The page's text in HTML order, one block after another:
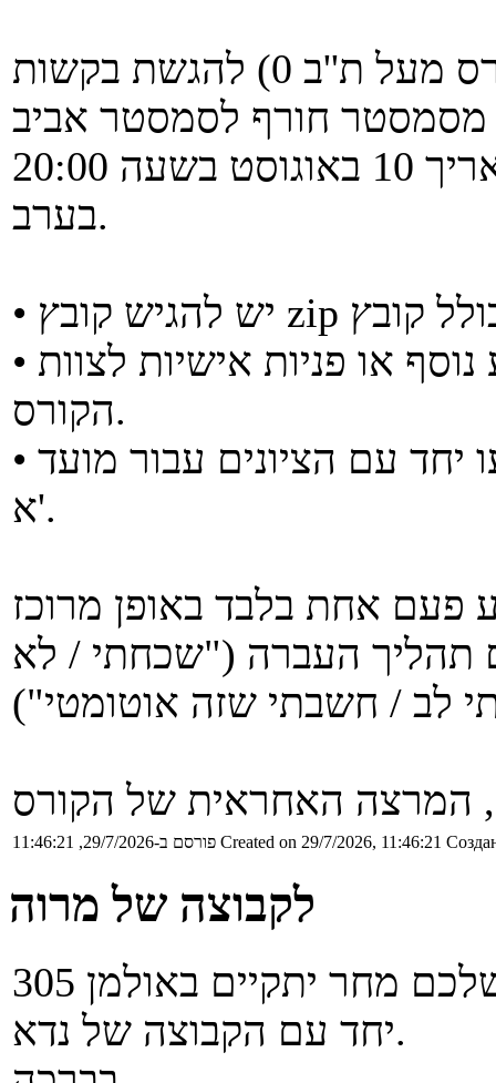
להגשת בקשות
המטלה פתוחה מעכשיו עד לתאריך 10 באוגוסט בשעה 20:00
בערב.
• אין צורך בקבצים נוספים או מידע נוסף או פניות אישיות לצוות
הקורס.
• הציונים יועברו לאתר של אביב ויופיעו יחד עם הציונים עבור מועד
א'.
תהליך העברה ("שכחתי / לא
המרצה האחראית של הקורס
פורסם ב-29/7/2026, 11:46:21 Created on 29/7/2026, 11:46:21
לקבוצה של מרוה
יחד עם הקבוצה של נדא.